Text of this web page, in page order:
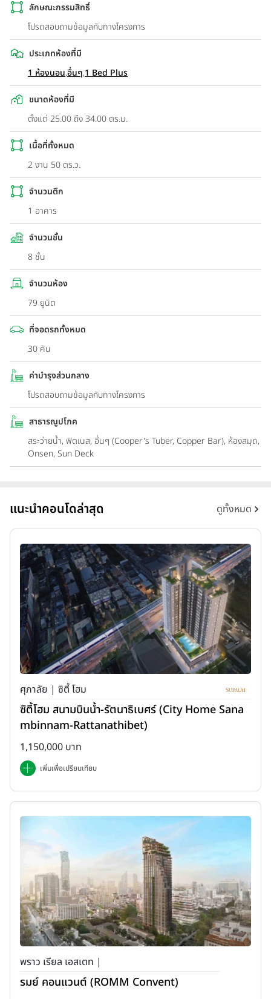
ลักษณะกรรมสิทธิ์
โปรดสอบถามข้อมูลกับทางโครงการ
ประเภทห้องที่มี
1 ห้องนอน,อื่นๆ,1 Bed Plus
ขนาดห้องที่มี
ตั้งแต่ 25.00 ถึง 34.00 ตร.ม.
เนื้อที่ทั้งหมด
2 งาน 50 ตร.ว.
จำนวนตึก
1 อาคาร
จำนวนชั้น
8 ชั้น
จำนวนห้อง
79 ยูนิต
ที่จอดรถทั้งหมด
30 คัน
ค่าบำรุงส่วนกลาง
โปรดสอบถามข้อมูลกับทางโครงการ
สาธารณูปโภค
สระว่ายน้ำ, ฟิตเนส, อื่นๆ (Cooper's Tuber, Copper Bar), ห้องสมุด,
Onsen, Sun Deck
แนะนำคอนโดล่าสุด ดูทั้งหมด
ศุภาลัย | ซิตี้ โฮม
ซิตี้โฮม สนามบินน้ำ-รัตนาธิเบศร์ (City Home Sana
mbinnam-Rattanathibet)
1,150,000 บาท
เพิ่มเพื่อเปรียบเทียบ
พราว เรียล เอสเตท |
รมย์ คอนแวนต์ (ROMM Convent)